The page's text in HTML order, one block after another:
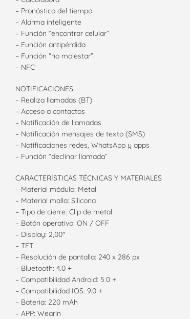
– Pronóstico del tiempo
– Alarma inteligente
– Función “encontrar celular”
– Función antipérdida
– Función “no molestar”
– NFC
NOTIFICACIONES
– Realiza llamadas (BT)
– Acceso a contactos
– Notificación de llamadas
– Notificación mensajes de texto (SMS)
– Notificaciones redes, WhatsApp y apps
– Función “declinar llamada”
CARACTERÍSTICAS TÉCNICAS Y MATERIALES
– Material módulo: Metal
– Material malla: Silicona
– Tipo de cierre: Clip de metal
– Botón operativo: ON / OFF
– Display: 2,00″
– TFT
– Resolución de pantalla: 240 x 286 px
– Bluetooth: 4.0 +
– Compatibilidad Android: 5.0 +
– Compatibilidad IOS: 9.0 +
– Bateria: 220 mAh
– APP: Wearin